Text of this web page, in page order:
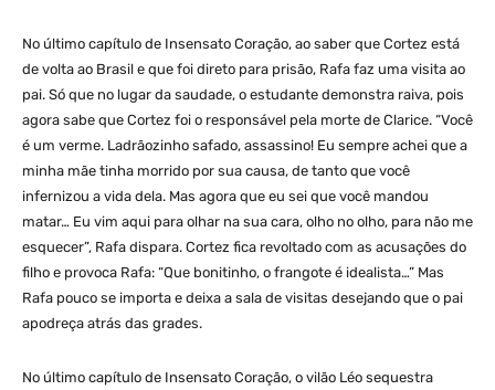
No último capítulo de Insensato Coração, ao saber que Cortez está
de volta ao Brasil e que foi direto para prisão, Rafa faz uma visita ao
pai. Só que no lugar da saudade, o estudante demonstra raiva, pois
agora sabe que Cortez foi o responsável pela morte de Clarice. “Você
é um verme. Ladrãozinho safado, assassino! Eu sempre achei que a
minha mãe tinha morrido por sua causa, de tanto que você
infernizou a vida dela. Mas agora que eu sei que você mandou
matar… Eu vim aqui para olhar na sua cara, olho no olho, para não me
esquecer”, Rafa dispara. Cortez fica revoltado com as acusações do
filho e provoca Rafa: “Que bonitinho, o frangote é idealista…” Mas
Rafa pouco se importa e deixa a sala de visitas desejando que o pai
apodreça atrás das grades.
No último capítulo de Insensato Coração, o vilão Léo sequestra